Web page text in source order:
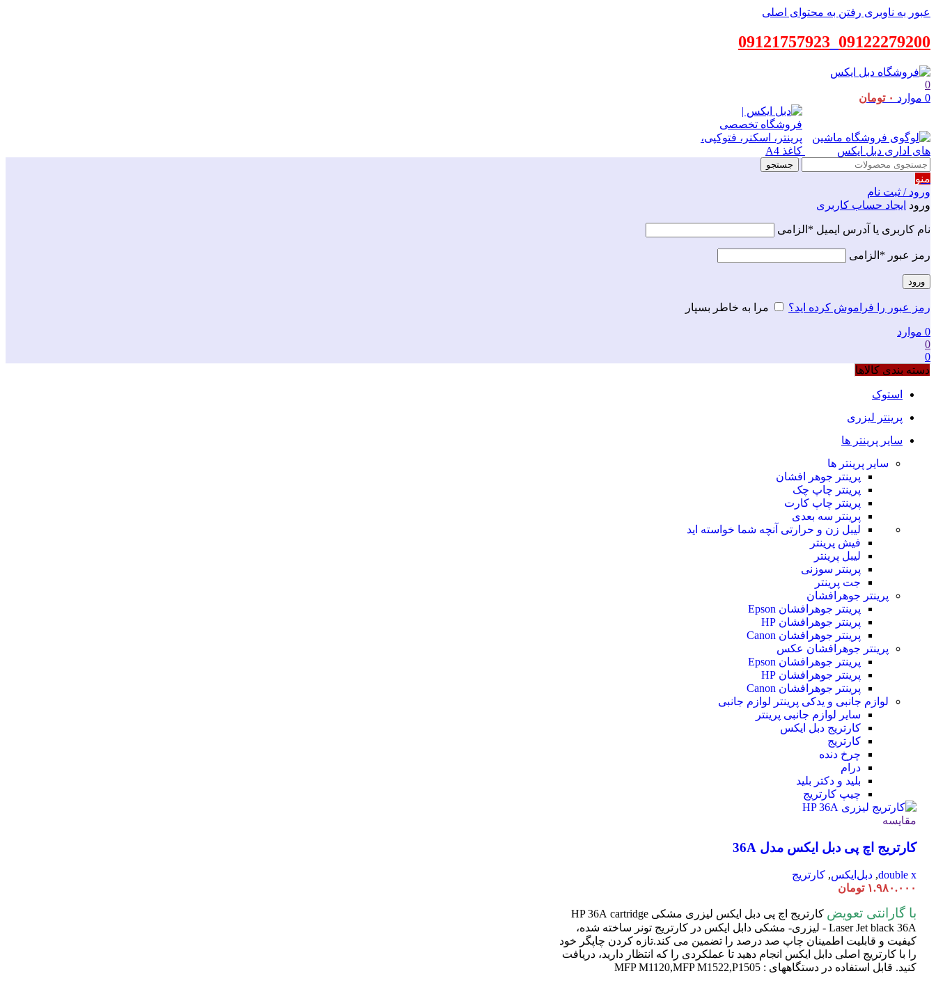
عبور به ناوبری رفتن به محتوای اصلی
09122279200
09121757923
0
0 موارد ۰ تومان
جستجو
منو
ورود / ثبت نام
ورود ایجاد حساب کاربری
نام کاربری یا آدرس ایمیل * الزامی
رمز عبور * الزامی
ورود
رمز عبور را فراموش کرده اید؟ مرا به خاطر بسپار
0 موارد
0
0
دسته بندی کالاها
استوک
پرینتر لیزری
سایر پرینتر ها
سایر پرینتر ها
پرینتر جوهر افشان
پرینتر چاپ چک
پرینتر چاپ کارت
پرینتر سه بعدی
لیبل زن و حرارتی آنچه شما خواسته اید
فیش پرینتر
لیبل پرینتر
پرینتر سوزنی
جت پرینتر
پرینتر جوهرافشان
پرینتر جوهرافشان Epson
پرینتر جوهرافشان HP
پرینتر جوهرافشان Canon
پرینتر جوهرافشان عکس
پرینتر جوهرافشان Epson
پرینتر جوهرافشان HP
پرینتر جوهرافشان Canon
لوازم جانبی و یدکی پرینتر لوازم جانبی
سایر لوازم جانبی پرینتر
کارتریج دبل ایکس
کارتریج
چرخ دنده
درام
بلید و دکتر بلید
چیپ کارتریج
مقایسه
کارتریج اچ پی دبل ایکس مدل 36A
double x
, دبل‌ایکس, کارتریج
۱.۹۸۰.۰۰۰ تومان
با گارانتی تعویض کارتریج اچ پی دبل ایکس لیزری مشکی HP 36A cartridge
Laser Jet black 36A - لیزری- مشکی دابل ایکس در کارتریج تونر ساخته شده،
کیفیت و قابلیت اطمینان چاپ صد درصد را تضمین می کند.تازه کردن چاپگر خود
را با کارتریج اصلی دابل ایکس انجام دهید تا عملکردی را که انتظار دارید، دریافت
کنید. قابل استفاده در دستگاههای : MFP M1120,MFP M1522,P1505